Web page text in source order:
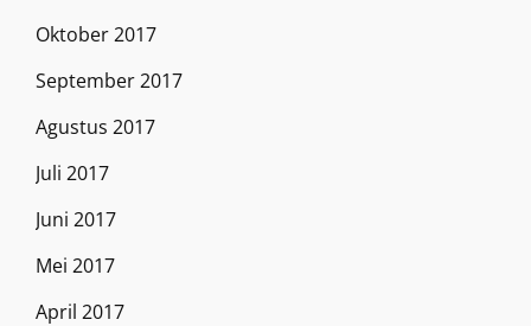
Oktober 2017
September 2017
Agustus 2017
Juli 2017
Juni 2017
Mei 2017
April 2017